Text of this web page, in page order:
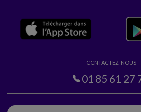
CONTACTEZ-NOUS
01 85 61 27